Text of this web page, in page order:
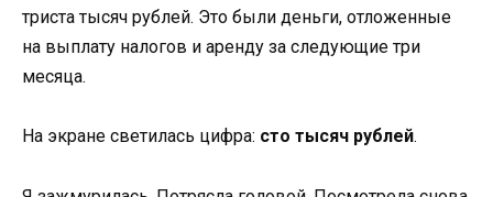
триста тысяч рублей. Это были деньги, отложенные
на выплату налогов и аренду за следующие три
месяца.
На экране светилась цифра: сто тысяч рублей.